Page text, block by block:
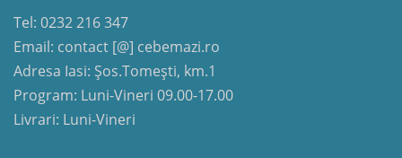
Tel: 0232 216 347
Email: contact [@] cebemazi.ro
Adresa Iasi: Șos.Tomești, km.1
Program: Luni-Vineri 09.00-17.00
Livrari: Luni-Vineri